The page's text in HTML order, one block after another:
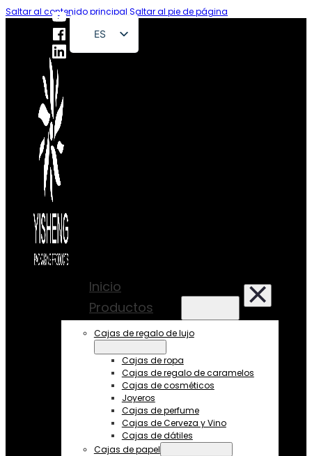
Saltar al contenido principal Saltar al pie de página
ES
EN
Inicio
Productos
Cajas de regalo de lujo
Cajas de ropa
Cajas de regalo de caramelos
Cajas de cosméticos
Joyeros
Cajas de perfume
Cajas de Cerveza y Vino
Cajas de dátiles
Cajas de papel